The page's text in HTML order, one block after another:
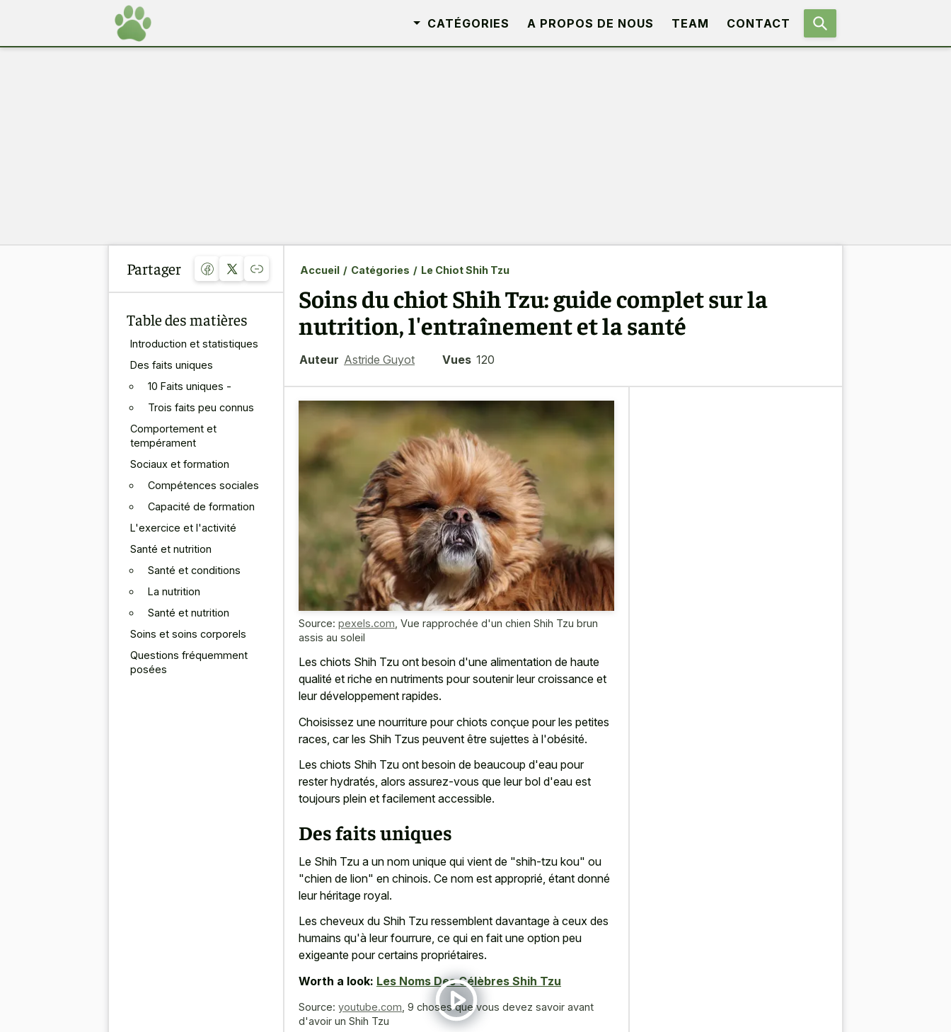
CATÉGORIES A PROPOS DE NOUS TEAM CONTACT
Partager
Table des matières
Introduction et statistiques
Des faits uniques
10 Faits uniques -
Trois faits peu connus
Comportement et
tempérament
Sociaux et formation
Compétences sociales
Capacité de formation
L'exercice et l'activité
Santé et nutrition
Santé et conditions
La nutrition
Santé et nutrition
Soins et soins corporels
Questions fréquemment
posées
Accueil / Catégories / Le Chiot Shih Tzu
Soins du chiot Shih Tzu: guide complet sur la
nutrition, l'entraînement et la santé
Auteur Astride Guyot Vues 120
Source: pexels.com Vue rapprochée d'un chien Shih Tzu brun
assis au soleil
Les chiots Shih Tzu ont besoin d'une alimentation de haute
qualité et riche en nutriments pour soutenir leur croissance et
leur développement rapides.
Choisissez une nourriture pour chiots conçue pour les petites
races, car les Shih Tzus peuvent être sujettes à l'obésité.
Les chiots Shih Tzu ont besoin de beaucoup d'eau pour
rester hydratés, alors assurez-vous que leur bol d'eau est
toujours plein et facilement accessible.
Des faits uniques
Le Shih Tzu a un nom unique qui vient de "shih-tzu kou" ou
"chien de lion" en chinois. Ce nom est approprié, étant donné
leur héritage royal.
Les cheveux du Shih Tzu ressemblent davantage à ceux des
humains qu'à leur fourrure, ce qui en fait une option peu
exigeante pour certains propriétaires.
Worth a look: Les Noms Des Célèbres Shih Tzu
Source: youtube.com 9 choses que vous devez savoir avant
d'avoir un Shih Tzu